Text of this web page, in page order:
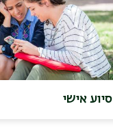
סיוע אישי